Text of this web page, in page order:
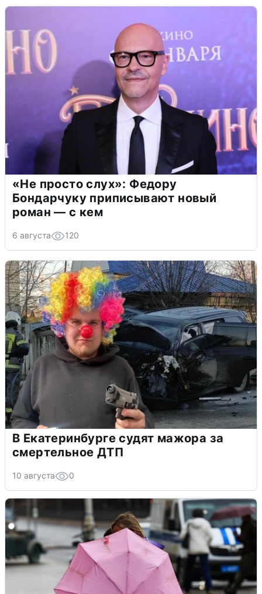
«Не просто слух»: Федору
Бондарчуку приписывают новый
роман — с кем
6 августа 120
В Екатеринбурге судят мажора за
смертельное ДТП
10 августа 0